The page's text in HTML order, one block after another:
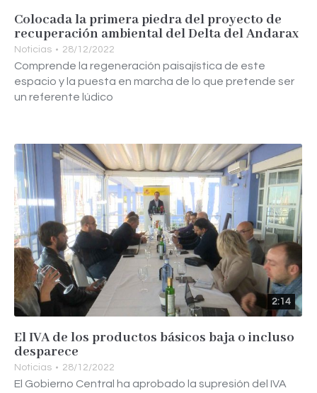
Colocada la primera piedra del proyecto de
recuperación ambiental del Delta del Andarax
Noticias 28/12/2022
Comprende la regeneración paisajística de este
espacio y la puesta en marcha de lo que pretende ser
un referente lúdico
2:14
El IVA de los productos básicos baja o incluso
desparece
Noticias 28/12/2022
El Gobierno Central ha aprobado la supresión del IVA